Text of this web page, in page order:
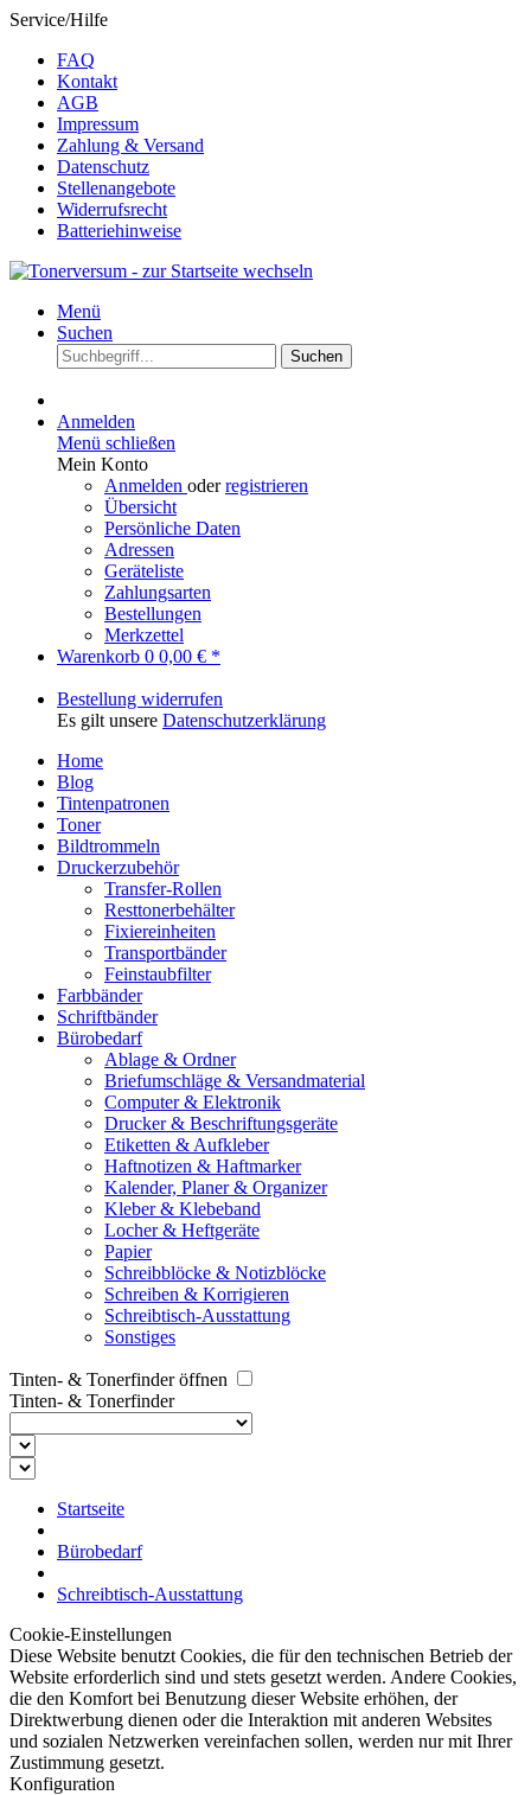
Service/Hilfe
FAQ
Kontakt
AGB
Impressum
Zahlung & Versand
Datenschutz
Stellenangebote
Widerrufsrecht
Batteriehinweise
Menü
Suchen
Suchen
Anmelden
Menü schließen
Mein Konto
Anmelden oderregistrieren
Übersicht
Persönliche Daten
Adressen
Geräteliste
Zahlungsarten
Bestellungen
Merkzettel
Warenkorb 0 0,00 € *
Bestellung widerrufen
Es gilt unsere Datenschutzerklärung
Home
Blog
Tintenpatronen
Toner
Bildtrommeln
Druckerzubehör
Transfer-Rollen
Resttonerbehälter
Fixiereinheiten
Transportbänder
Feinstaubfilter
Farbbänder
Schriftbänder
Bürobedarf
Ablage & Ordner
Briefumschläge & Versandmaterial
Computer & Elektronik
Drucker & Beschriftungsgeräte
Etiketten & Aufkleber
Haftnotizen & Haftmarker
Kalender, Planer & Organizer
Kleber & Klebeband
Locher & Heftgeräte
Papier
Schreibblöcke & Notizblöcke
Schreiben & Korrigieren
Schreibtisch-Ausstattung
Sonstiges
Tinten- & Tonerfinder öffnen
Tinten- & Tonerfinder
Startseite
Bürobedarf
Schreibtisch-Ausstattung
Cookie-Einstellungen
Diese Website benutzt Cookies, die für den technischen Betrieb der
Website erforderlich sind und stets gesetzt werden. Andere Cookies,
die den Komfort bei Benutzung dieser Website erhöhen, der
Direktwerbung dienen oder die Interaktion mit anderen Websites
und sozialen Netzwerken vereinfachen sollen, werden nur mit Ihrer
Zustimmung gesetzt.
Konfiguration